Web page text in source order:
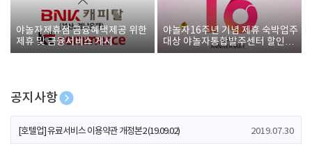
야놀자제휴점 금융혜택제공 위한
제휴 및 금융서비스 게시
야놀자16주년 기념 제휴 숙박업주
대상 야놀자통합발주센터 할인쿠
폰 증정
공지사항
[호텔업] 개인정보 처리방침 개정본1 (19.09.02)
[호텔업] 유료서비스 이용약관 개정본2 (19.09.02) 2019.07.30